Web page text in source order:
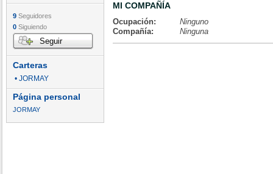
9 Seguidores
0 Siguiendo
Seguir
Carteras
• JORMAY
Página personal
JORMAY
MI COMPAÑÍA
Ocupación:
Ninguno
Compañía:
Ninguna